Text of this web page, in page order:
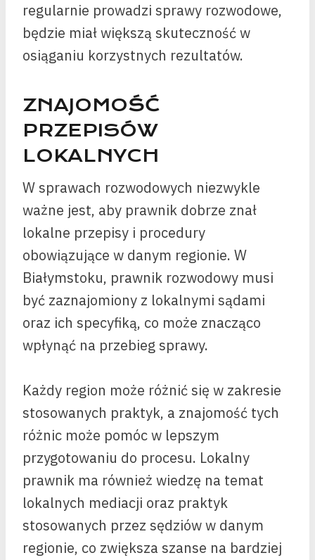
regularnie prowadzi sprawy rozwodowe,
będzie miał większą skuteczność w
osiąganiu korzystnych rezultatów.
ZNAJOMOŚĆ
PRZEPISÓW
LOKALNYCH
W sprawach rozwodowych niezwykle
ważne jest, aby prawnik dobrze znał
lokalne przepisy i procedury
obowiązujące w danym regionie. W
Białymstoku, prawnik rozwodowy musi
być zaznajomiony z lokalnymi sądami
oraz ich specyfiką, co może znacząco
wpłynąć na przebieg sprawy.
Każdy region może różnić się w zakresie
stosowanych praktyk, a znajomość tych
różnic może pomóc w lepszym
przygotowaniu do procesu. Lokalny
prawnik ma również wiedzę na temat
lokalnych mediacji oraz praktyk
stosowanych przez sędziów w danym
regionie, co zwiększa szanse na bardziej